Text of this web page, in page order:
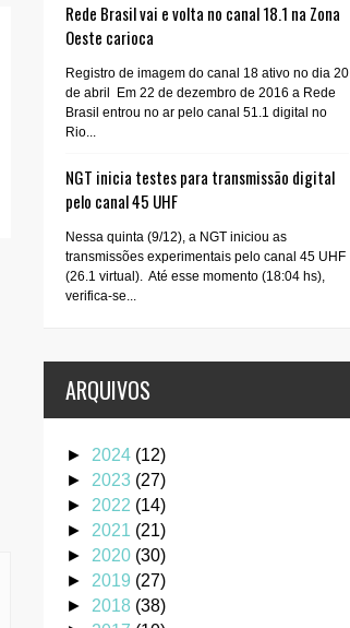
Rede Brasil vai e volta no canal 18.1 na Zona
Oeste carioca
Registro de imagem do canal 18 ativo no dia 20
de abril Em 22 de dezembro de 2016 a Rede
Brasil entrou no ar pelo canal 51.1 digital no
Rio...
NGT inicia testes para transmissão digital
pelo canal 45 UHF
Nessa quinta (9/12), a NGT iniciou as
transmissões experimentais pelo canal 45 UHF
(26.1 virtual). Até esse momento (18:04 hs),
verifica-se...
ARQUIVOS
► 2024 (12)
► 2023 (27)
► 2022 (14)
► 2021 (21)
► 2020 (30)
► 2019 (27)
► 2018 (38)